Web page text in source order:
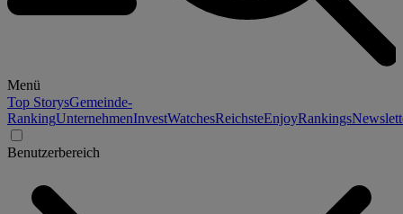
Menü
Top StorysGemeinde-
RankingUnternehmenInvestWatchesReichsteEnjoyRankings
Benutzerbereich